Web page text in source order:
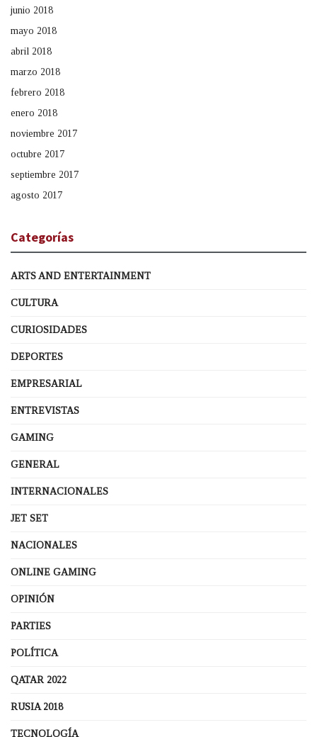
junio 2018
mayo 2018
abril 2018
marzo 2018
febrero 2018
enero 2018
noviembre 2017
octubre 2017
septiembre 2017
agosto 2017
Categorías
ARTS AND ENTERTAINMENT
CULTURA
CURIOSIDADES
DEPORTES
EMPRESARIAL
ENTREVISTAS
GAMING
GENERAL
INTERNACIONALES
JET SET
NACIONALES
ONLINE GAMING
OPINIÓN
PARTIES
POLÍTICA
QATAR 2022
RUSIA 2018
TECNOLOGÍA